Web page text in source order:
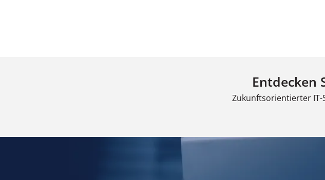
Entdecken
Zukunftsorientierter